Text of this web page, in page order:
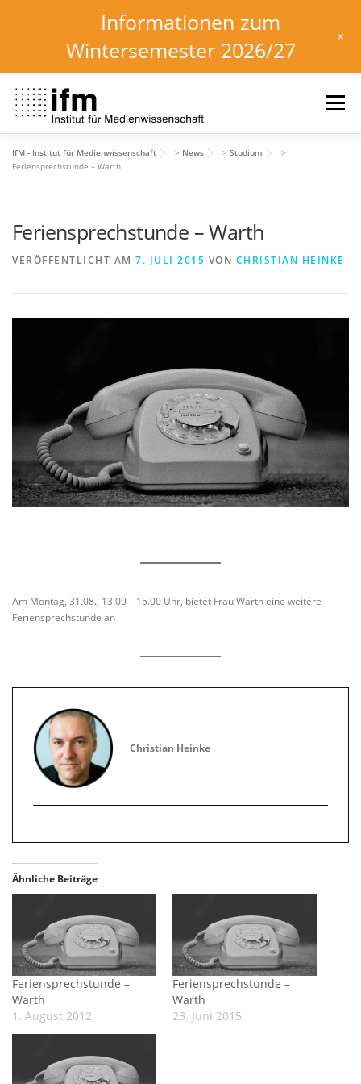
Inhalt
springen
Menü
HOME NEWS
INSTITUT FORSCHUNG DOWNLOADS
IfM - Institut für Medienwissenschaft > News > Studium
>
Feriensprechstunde – Warth
Feriensprechstunde – Warth
VERÖFFENTLICHT AM 7. JULI 2015 VON CHRISTIAN HEINKE
Am Montag, 31.08., 13.00 – 15.00 Uhr, bietet Frau Warth eine weitere
Feriensprechstunde an
Christian Heinke
Ähnliche Beiträge
Feriensprechstunde –
Warth
1. August 2012
Feriensprechstunde –
Warth
23. Juni 2015
Informationen zum
Wintersemester 2026/27
+